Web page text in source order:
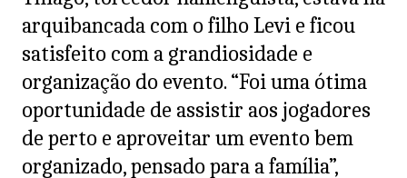
arquibancada com o filho Levi e ficou
satisfeito com a grandiosidade e
organização do evento. “Foi uma ótima
oportunidade de assistir aos jogadores
de perto e aproveitar um evento bem
organizado, pensado para a família”,